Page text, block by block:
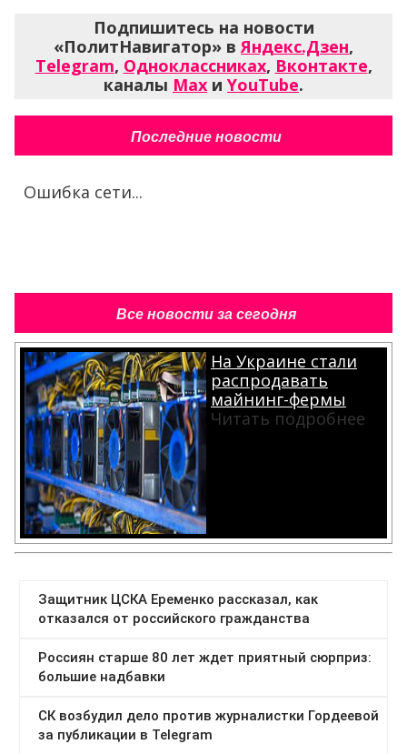
Подпишитесь на новости
«ПолитНавигатор» в Яндекс.Дзен,
Telegram, Одноклассниках, Вконтакте,
каналы Max и YouTube.
Последние новости
Ошибка сети...
Все новости за сегодня
На Украине стали
распродавать
майнинг-фермы
Читать подробнее